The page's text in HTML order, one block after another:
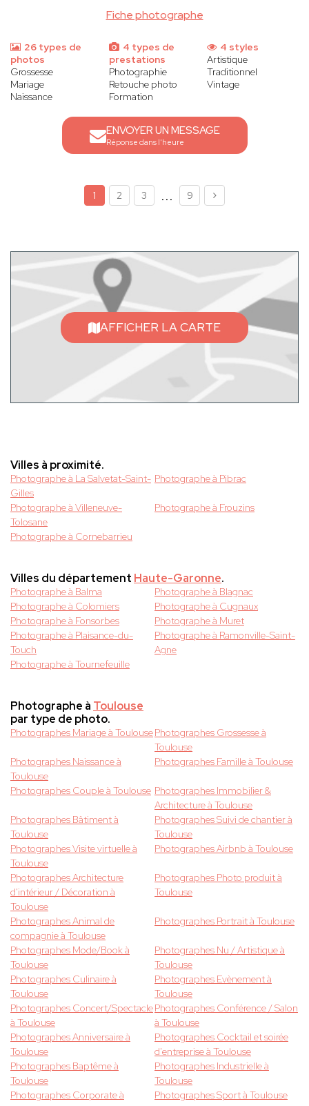
Fiche photographe
26 types de
photos
Grossesse
Mariage
Naissance
4 types de
prestations
Photographie
Retouche photo
Formation
4 styles
Artistique
Traditionnel
Vintage
ENVOYER UN MESSAGE
Réponse dans l'heure
1 2 3 ... 9
AFFICHER LA CARTE
Villes à proximité.
Photographe à La Salvetat-Saint-
Gilles
Photographe à Pibrac
Photographe à Villeneuve-
Tolosane
Photographe à Frouzins
Photographe à Cornebarrieu
Villes du département Haute-Garonne.
Photographe à Balma
Photographe à Blagnac
Photographe à Colomiers
Photographe à Cugnaux
Photographe à Fonsorbes
Photographe à Muret
Photographe à Plaisance-du-
Touch
Photographe à Ramonville-Saint-
Agne
Photographe à Tournefeuille
Photographe à Toulouse
par type de photo.
Photographes Mariage à ToulousePhotographes Grossesse à
Toulouse
Photographes Naissance à
Toulouse
Photographes Famille à Toulouse
Photographes Couple à Toulouse Photographes Immobilier &
Architecture à Toulouse
Photographes Bâtiment à
Toulouse
Photographes Suivi de chantier à
Toulouse
Photographes Visite virtuelle à
Toulouse
Photographes Airbnb à Toulouse
Photographes Architecture
d'intérieur / Décoration à
Toulouse
Photographes Photo produit à
Toulouse
Photographes Animal de
compagnie à Toulouse
Photographes Portrait à Toulouse
Photographes Mode/Book à
Toulouse
Photographes Nu / Artistique à
Toulouse
Photographes Culinaire à
Toulouse
Photographes Evènement à
Toulouse
Photographes Concert/Spectacle
à Toulouse
Photographes Conférence / Salon
à Toulouse
Photographes Anniversaire à
Toulouse
Photographes Cocktail et soirée
d'entreprise à Toulouse
Photographes Baptême à
Toulouse
Photographes Industrielle à
Toulouse
Photographes Corporate à
Photographes Sport à Toulouse